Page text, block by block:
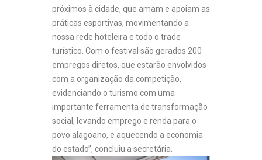
próximos à cidade, que amam e apoiam as
práticas esportivas, movimentando a
nossa rede hoteleira e todo o trade
turístico. Com o festival são gerados 200
empregos diretos, que estarão envolvidos
com a organização da competição,
evidenciando o turismo com uma
importante ferramenta de transformação
social, levando emprego e renda para o
povo alagoano, e aquecendo a economia
do estado”, concluiu a secretária.